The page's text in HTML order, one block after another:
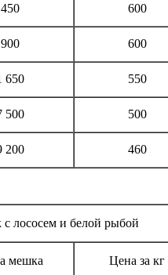
450 600
900 600
650 550
500 500
200 460
лососем и белой рыбой
мешка Цена за кг